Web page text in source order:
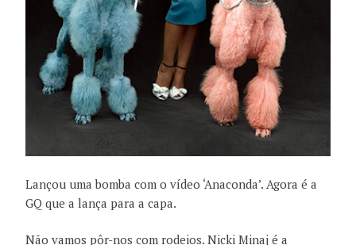
Lançou uma bomba com o vídeo ‘Anaconda’. Agora é a
GQ que a lança para a capa.
Não vamos pôr-nos com rodeios. Nicki Minaj é a